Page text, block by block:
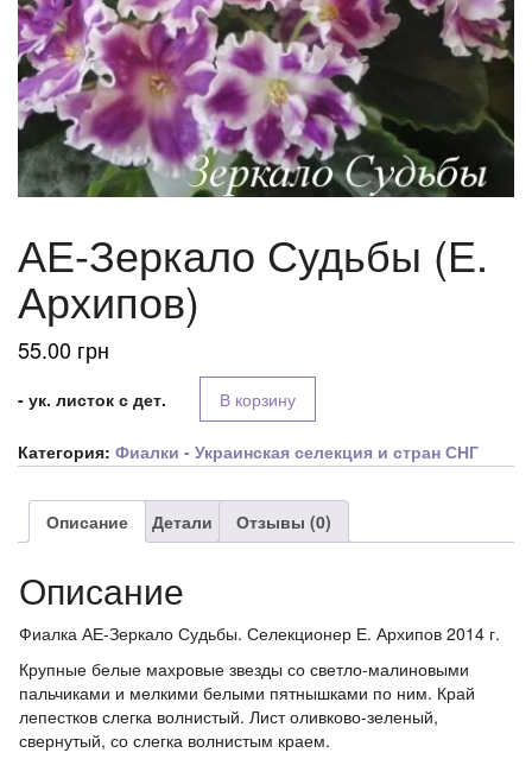
АЕ-Зеркало Судьбы (Е.
Архипов)
55.00 грн
- ук. листок с дет. В корзину
Категория: Фиалки - Украинская селекция и стран СНГ
Описание Детали Отзывы (0)
Описание
Фиалка АЕ-Зеркало Судьбы. Селекционер Е. Архипов 2014 г.
Крупные белые махровые звезды со светло-малиновыми
пальчиками и мелкими белыми пятнышками по ним. Край
лепестков слегка волнистый. Лист оливково-зеленый,
свернутый, со слегка волнистым краем.